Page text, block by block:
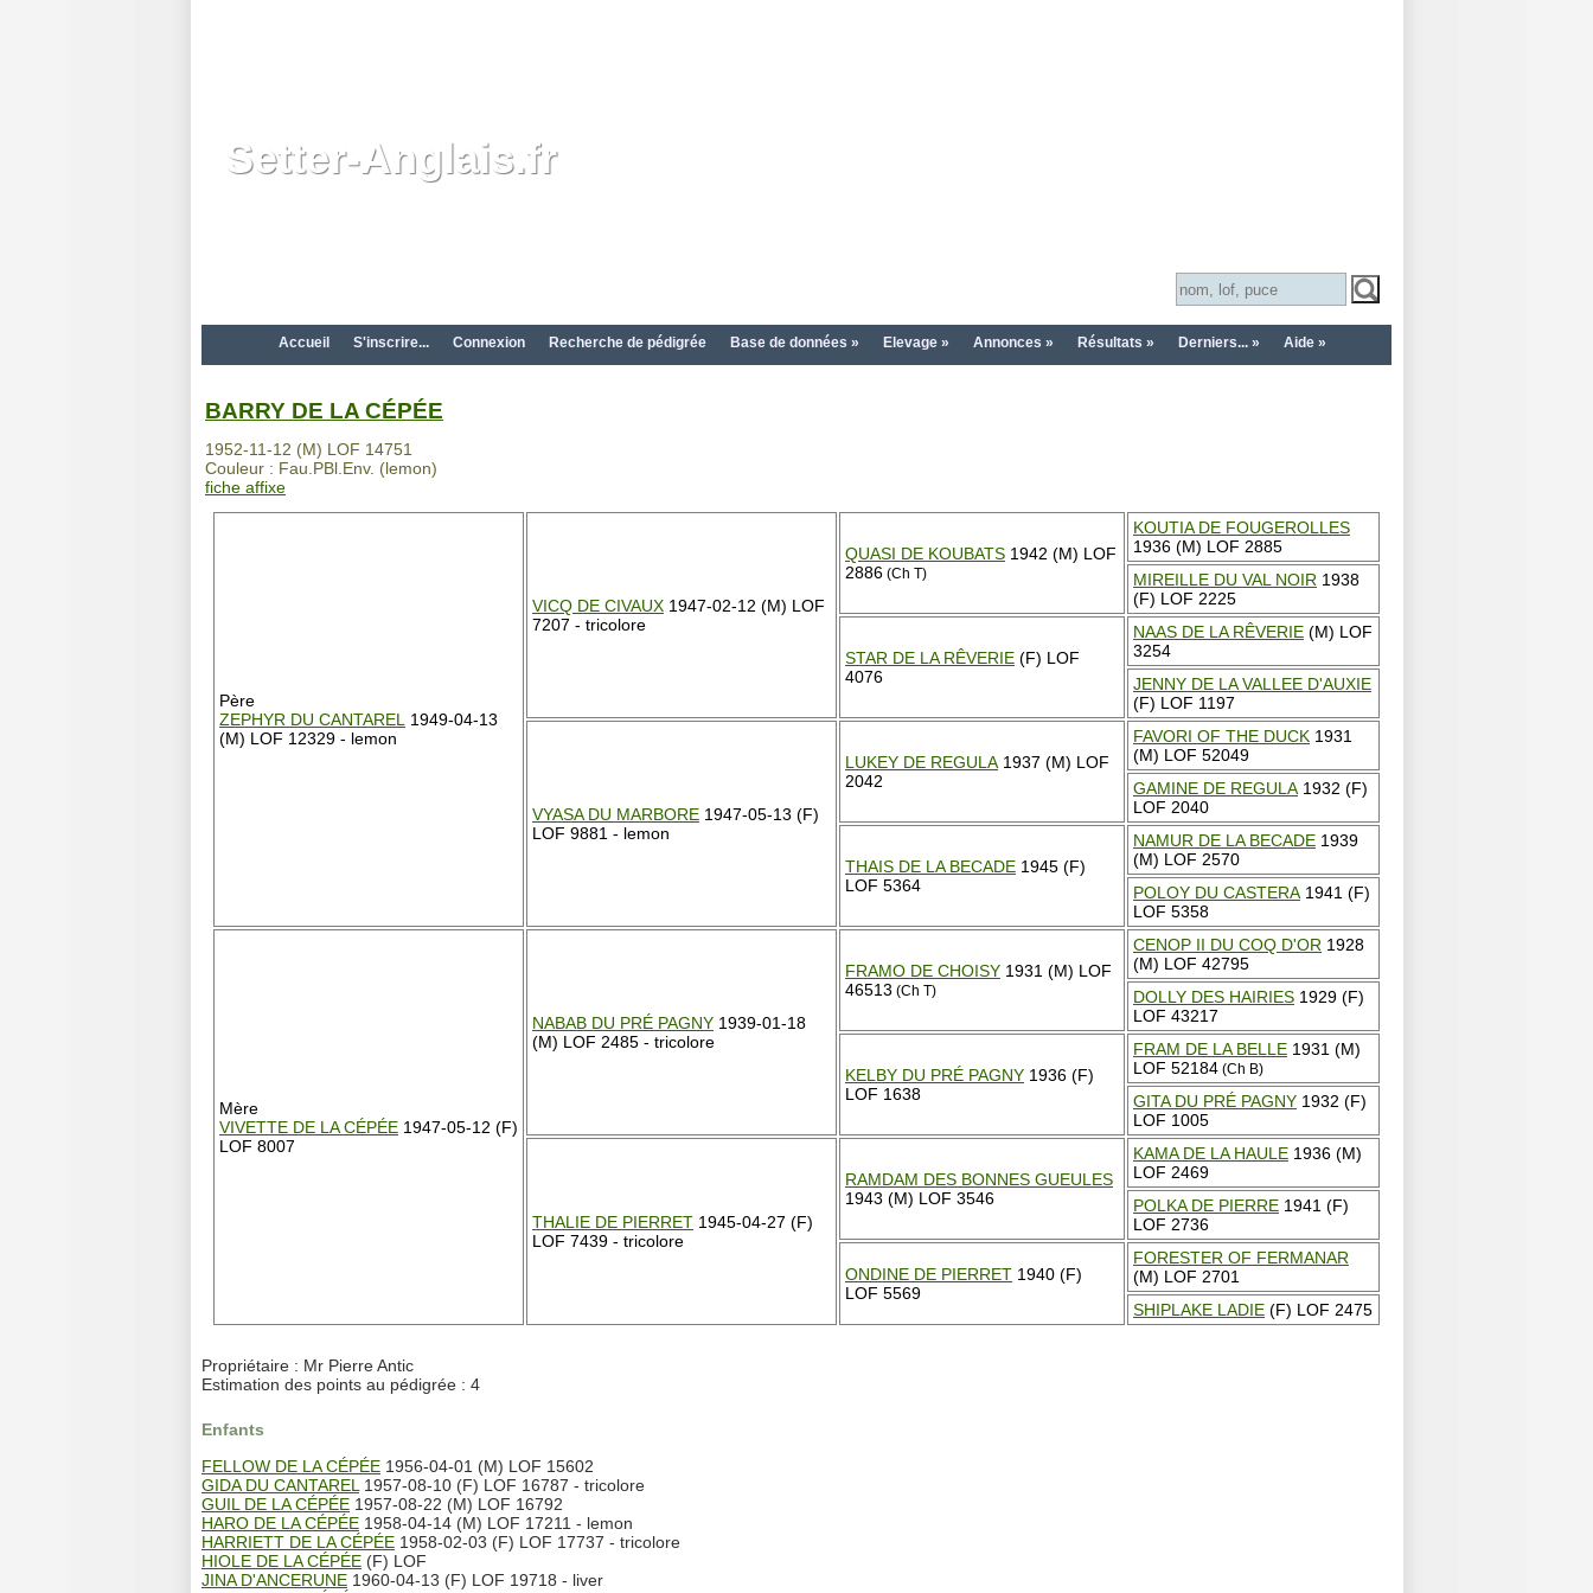
Setter-Anglais.fr
Accueil S'inscrire... Connexion Recherche de pédigrée Base de données » Elevage » Annonces » Résultats » Derniers... » Aide »
BARRY DE LA CÉPÉE
1952-11-12 (M) LOF 14751
Couleur : Fau.PBl.Env. (lemon)
fiche affixe
Père
ZEPHYR DU CANTAREL
1949-04-13
(M) LOF 12329 - lemon
VICQ DE CIVAUX 1947-02-12 (M) LOF
7207 - tricolore
QUASI DE KOUBATS 1942 (M) LOF
2886 (Ch T)
KOUTIA DE FOUGEROLLES
1936 (M) LOF 2885
MIREILLE DU VAL NOIR 1938
(F) LOF 2225
STAR DE LA RÊVERIE (F) LOF
4076
NAAS DE LA RÊVERIE (M) LOF
3254
JENNY DE LA VALLEE D'AUXIE
(F) LOF 1197
VYASA DU MARBORE 1947-05-13 (F)
LOF 9881 - lemon
LUKEY DE REGULA 1937 (M) LOF
2042
FAVORI OF THE DUCK 1931
(M) LOF 52049
GAMINE DE REGULA 1932 (F)
LOF 2040
THAIS DE LA BECADE 1945 (F)
LOF 5364
NAMUR DE LA BECADE 1939
(M) LOF 2570
POLOY DU CASTERA 1941 (F)
LOF 5358
Mère
VIVETTE DE LA CÉPÉE 1947-05-12 (F)
LOF 8007
NABAB DU PRÉ PAGNY 1939-01-18
(M) LOF 2485 - tricolore
FRAMO DE CHOISY 1931 (M) LOF
46513 (Ch T)
CENOP II DU COQ D'OR 1928
(M) LOF 42795
DOLLY DES HAIRIES 1929 (F)
LOF 43217
KELBY DU PRÉ PAGNY 1936 (F)
LOF 1638
FRAM DE LA BELLE 1931 (M)
LOF 52184 (Ch B)
GITA DU PRÉ PAGNY 1932 (F)
LOF 1005
THALIE DE PIERRET 1945-04-27 (F)
LOF 7439 - tricolore
RAMDAM DES BONNES GUEULES
1943 (M) LOF 3546
KAMA DE LA HAULE 1936 (M)
LOF 2469
POLKA DE PIERRE 1941 (F)
LOF 2736
ONDINE DE PIERRET 1940 (F)
LOF 5569
FORESTER OF FERMANAR
(M) LOF 2701
SHIPLAKE LADIE (F) LOF 2475
Propriétaire : Mr Pierre Antic
Estimation des points au pédigrée : 4
Enfants
FELLOW DE LA CÉPÉE 1956-04-01 (M) LOF 15602
GIDA DU CANTAREL 1957-08-10 (F) LOF 16787 - tricolore
GUIL DE LA CÉPÉE 1957-08-22 (M) LOF 16792
HARO DE LA CÉPÉE 1958-04-14 (M) LOF 17211 - lemon
HARRIETT DE LA CÉPÉE 1958-02-03 (F) LOF 17737 - tricolore
HIOLE DE LA CÉPÉE (F) LOF
JINA D'ANCERUNE 1960-04-13 (F) LOF 19718 - liver